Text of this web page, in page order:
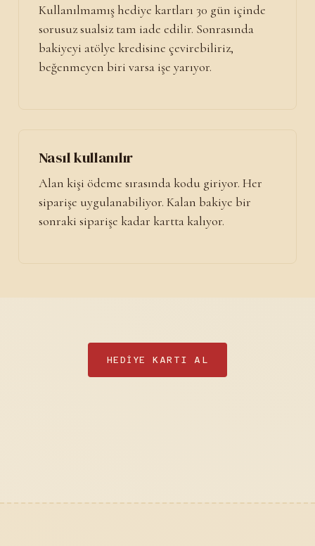
Kullanılmamış hediye kartları 30 gün içinde
sorusuz sualsiz tam iade edilir. Sonrasında
bakiyeyi atölye kredisine çevirebiliriz,
beğenmeyen biri varsa işe yarıyor.
Nasıl kullanılır
Alan kişi ödeme sırasında kodu giriyor. Her
siparişe uygulanabiliyor. Kalan bakiye bir
sonraki siparişe kadar kartta kalıyor.
HEDIYE KARTI AL